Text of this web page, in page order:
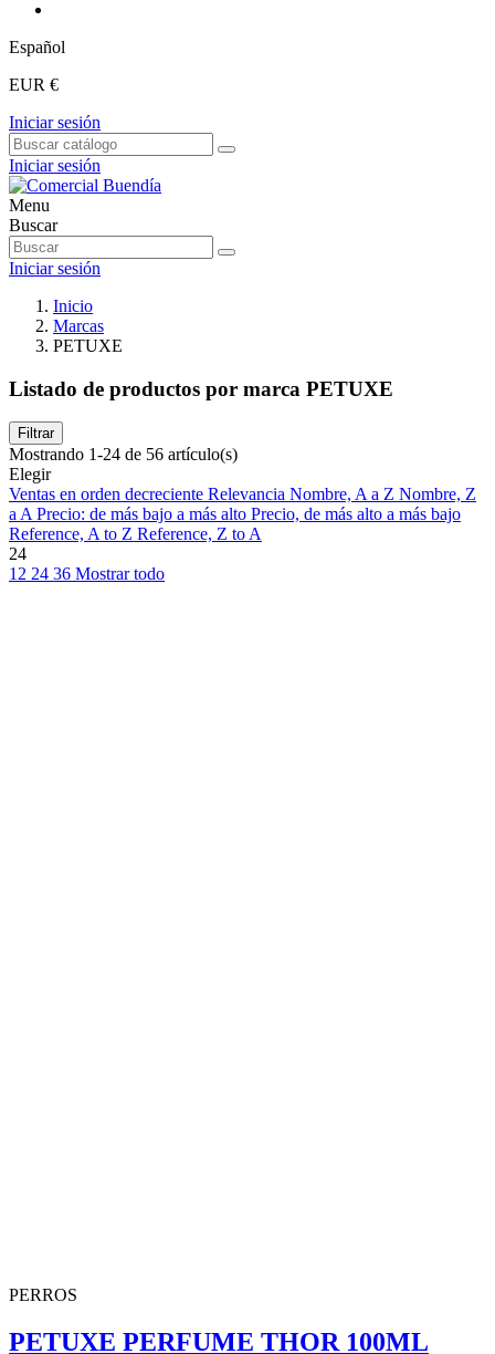
Español
EUR €
Iniciar sesión
Iniciar sesión
Menu
Buscar
Iniciar sesión
Inicio
Marcas
PETUXE
Listado de productos por marca PETUXE
Filtrar
Mostrando 1-24 de 56 artículo(s)
Elegir
Ventas en orden decreciente Relevancia Nombre, A a Z Nombre, Z
a APrecio: de más bajo a más alto Precio, de más alto a más bajo
Reference, A to Z Reference, Z to A
24
12 24 36 Mostrar todo
PERROS
PETUXE PERFUME THOR 100ML